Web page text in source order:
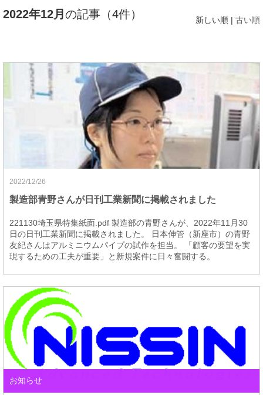
048-477-7331 受付時間：平日8:30～17:30
2022年12月 の記事（4件） 新しい順 | 古い順
2022/12/26
製造部青野さんが日刊工業新聞に掲載されました
221130埼玉県特集紙面.pdf 製造部の青野さんが、2022年11月30
日の日刊工業新聞に掲載されました。 日本伸管（新座市）の青野
友紀さんはアルミニウムパイプの試作を担当。 「顧客の要望を実
現するための工夫が重要」と新規案件に日々奮闘する。
お知らせ